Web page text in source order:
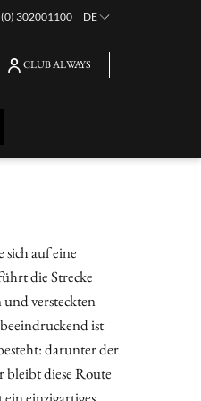
(0) 302001100 DE
CLUB ALWAYS
sich auf eine
die Strecke
und versteckten
ist
darunter der
bleibt diese Route